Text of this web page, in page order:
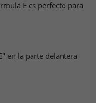
E es perfecto para
en la parte delantera